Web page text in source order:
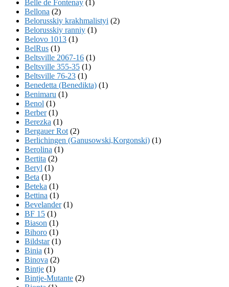
Belle de Fontenay (1)
Bellona (2)
Belorusskiy krakhmalistyi (2)
Belorusskiy ranniy (1)
Belovo 1013 (1)
BelRus (1)
Beltsville 2067-16 (1)
Beltsville 355-35 (1)
Beltsville 76-23 (1)
Benedetta (Benedikta) (1)
Benimaru (1)
Benol (1)
Berber(1)
Berezka (1)
Bergauer Rot (2)
Berlichingen (Ganusowski,Korgonski) (1)
Berolina (1)
Bertita (2)
Beryl (1)
Beta (1)
Beteka (1)
Bettina (1)
Bevelander(1)
BF 15 (1)
Biason (1)
Bihoro (1)
Bildstar(1)
Binia (1)
Binova (2)
Bintje (1)
Bintje-Mutante (2)